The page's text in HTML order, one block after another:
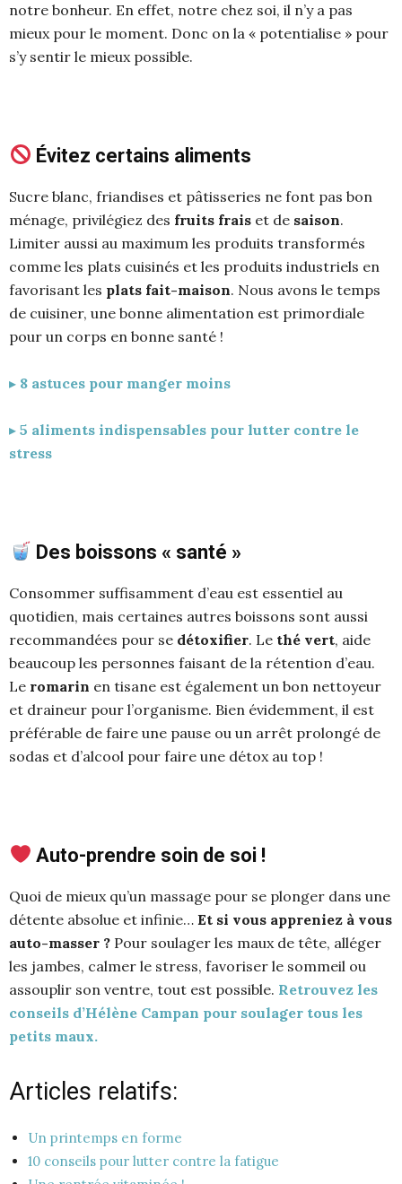
notre bonheur. En effet, notre chez soi, il n’y a pas
mieux pour le moment. Donc on la « potentialise » pour
s’y sentir le mieux possible.
Évitez certains aliments
Sucre blanc, friandises et pâtisseries ne font pas bon
ménage, privilégiez des fruits frais et de saison.
Limiter aussi au maximum les produits transformés
comme les plats cuisinés et les produits industriels en
favorisant les plats fait-maison. Nous avons le temps
de cuisiner, une bonne alimentation est primordiale
pour un corps en bonne santé !
▸ 8 astuces pour manger moins
▸ 5 aliments indispensables pour lutter contre le
stress
Des boissons « santé »
Consommer suffisamment d’eau est essentiel au
quotidien, mais certaines autres boissons sont aussi
recommandées pour se détoxifier. Le thé vert, aide
beaucoup les personnes faisant de la rétention d’eau.
Le romarin en tisane est également un bon nettoyeur
et draineur pour l’organisme. Bien évidemment, il est
préférable de faire une pause ou un arrêt prolongé de
sodas et d’alcool pour faire une détox au top !
Auto-prendre soin de soi !
Quoi de mieux qu’un massage pour se plonger dans une
détente absolue et infinie… Et si vous appreniez à vous
auto-masser ? Pour soulager les maux de tête, alléger
les jambes, calmer le stress, favoriser le sommeil ou
assouplir son ventre, tout est possible. Retrouvez les
conseils d’Hélène Campan pour soulager tous les
petits maux.
Articles relatifs:
Un printemps en forme
10 conseils pour lutter contre la fatigue